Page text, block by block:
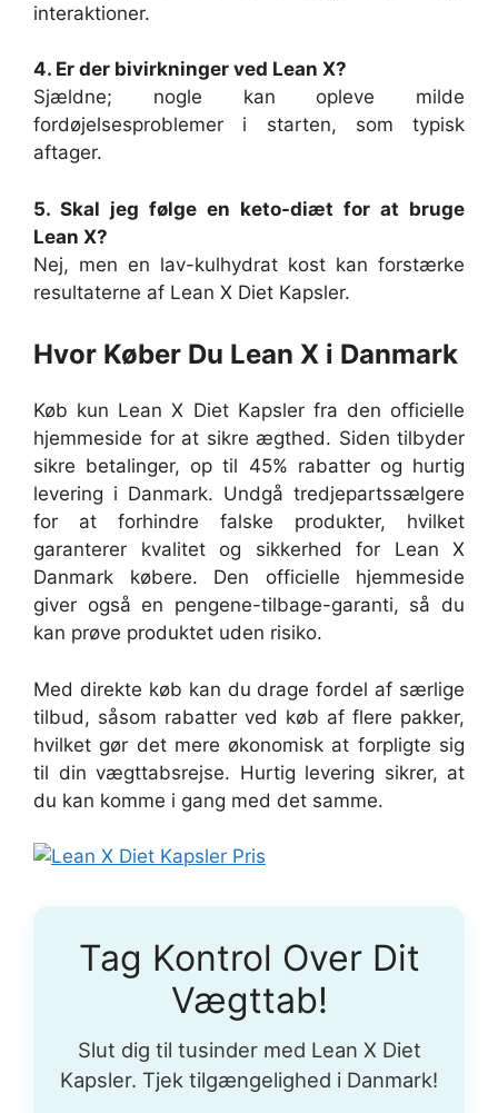
interaktioner.
4. Er der bivirkninger ved Lean X?
Sjældne; nogle kan opleve milde
fordøjelsesproblemer i starten, som typisk
aftager.
5. Skal jeg følge en keto-diæt for at bruge
Lean X?
Nej, men en lav-kulhydrat kost kan forstærke
resultaterne af Lean X Diet Kapsler.
Hvor Køber Du Lean X i Danmark
Køb kun Lean X Diet Kapsler fra den officielle
hjemmeside for at sikre ægthed. Siden tilbyder
sikre betalinger, op til 45% rabatter og hurtig
levering i Danmark. Undgå tredjepartssælgere
for at forhindre falske produkter, hvilket
garanterer kvalitet og sikkerhed for Lean X
Danmark købere. Den officielle hjemmeside
giver også en pengene-tilbage-garanti, så du
kan prøve produktet uden risiko.
Med direkte køb kan du drage fordel af særlige
tilbud, såsom rabatter ved køb af flere pakker,
hvilket gør det mere økonomisk at forpligte sig
til din vægttabsrejse. Hurtig levering sikrer, at
du kan komme i gang med det samme.
Tag Kontrol Over Dit
Vægttab!
Slut dig til tusinder med Lean X Diet
Kapsler. Tjek tilgængelighed i Danmark!